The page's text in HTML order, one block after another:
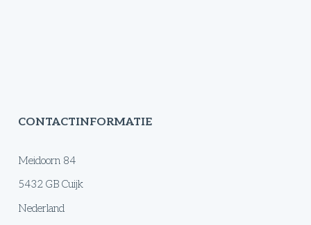
CONTACTINFORMATIE
Meidoorn 84
5432 GB Cuijk
Nederland